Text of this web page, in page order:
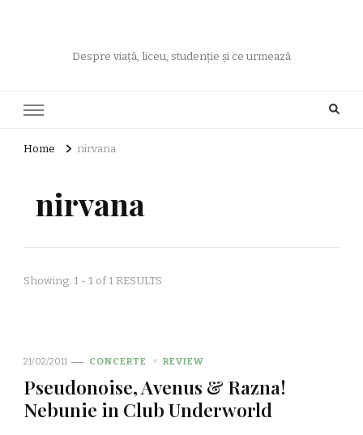
Despre viață, liceu, studenție și ce urmează
Home nirvana
nirvana
Showing: 1 - 1 of 1 RESULTS
21/02/2011 CONCERTE REVIEW
Pseudonoise, Avenus & Razna!
Nebunie in Club Underworld